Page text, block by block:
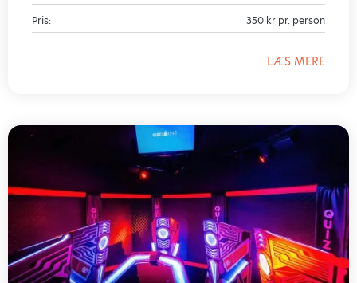
Pris: 350 kr pr. person
LÆS MERE